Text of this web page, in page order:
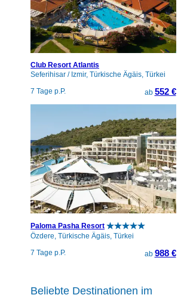
Club Resort Atlantis
Seferihisar / Izmir, Türkische Ägäis, Türkei
7 Tage p.P.
ab 552 €
Paloma Pasha Resort
Özdere, Türkische Ägäis, Türkei
7 Tage p.P.
ab 988 €
Beliebte Destinationen im